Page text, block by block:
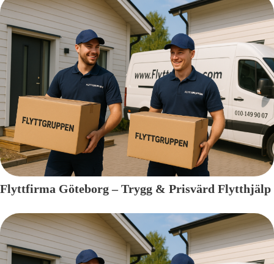
Flyttfirma Göteborg – Trygg & Prisvärd Flytthjälp